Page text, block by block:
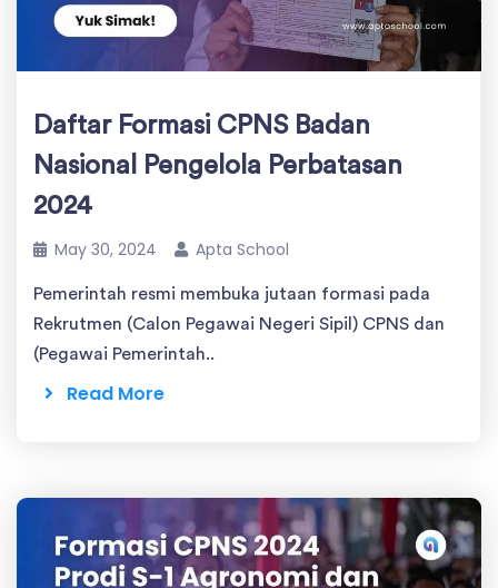
Daftar Formasi CPNS Badan
Nasional Pengelola Perbatasan
2024
May 30, 2024 Apta School
Pemerintah resmi membuka jutaan formasi pada
Rekrutmen (Calon Pegawai Negeri Sipil) CPNS dan
(Pegawai Pemerintah..
Read More